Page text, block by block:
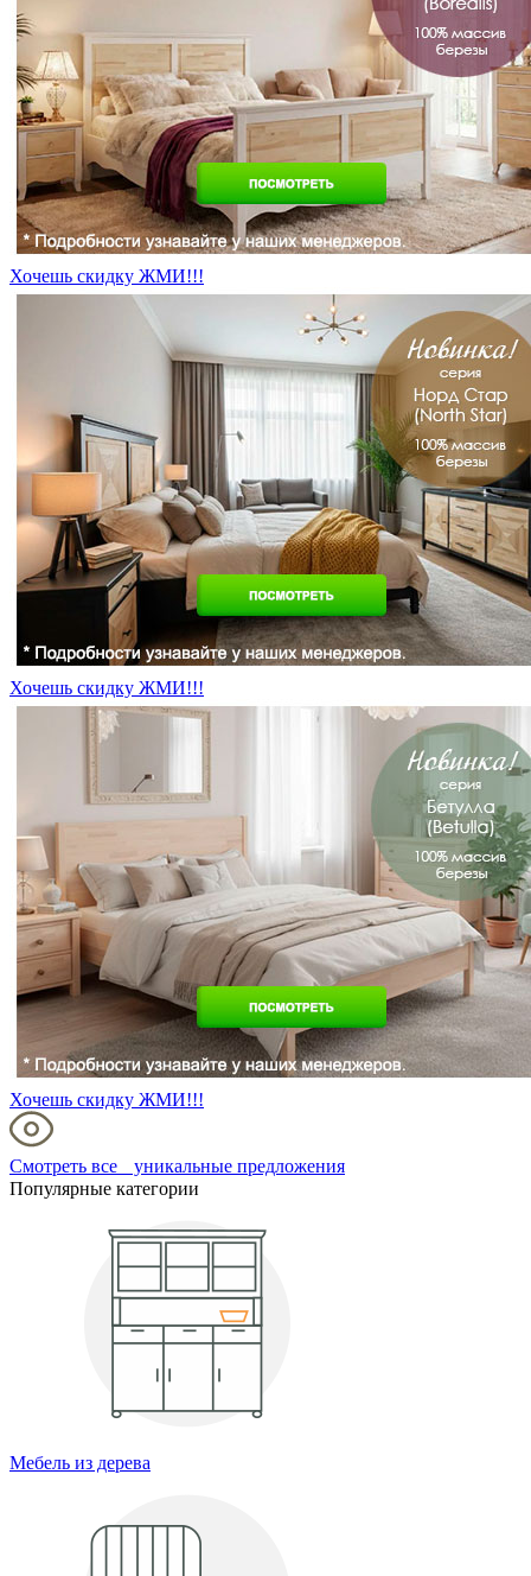
Хочешь скидку ЖМИ!!!
Хочешь скидку ЖМИ!!!
Хочешь скидку ЖМИ!!!
Смотреть все уникальные предложения
Популярные категории
Мебель из дерева